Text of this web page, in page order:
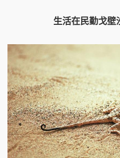
生活在民勤戈壁